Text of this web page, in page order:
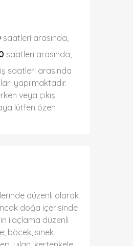
saatleri arasında,
saatleri arasında,
saatleri arasında
yapılmaktadır.
veya çıkış
lütfen özen
düzenli olarak
doğa içerisinde
ilaçlama düzenli
böcek, sinek,